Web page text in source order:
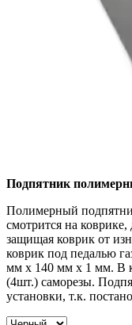
Подпятник
Полимерный
смотрится на
защищая коврик от
коврик под педалью
мм x 140 мм x 1 мм. В
(4шт.) саморезы.
установки, т.к.